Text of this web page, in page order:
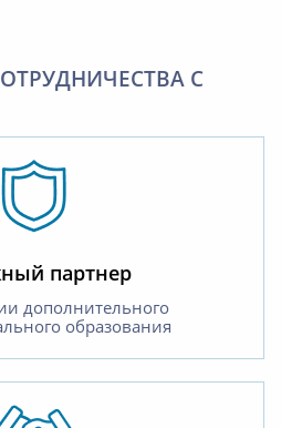
С
партнер
дополнительного
образования